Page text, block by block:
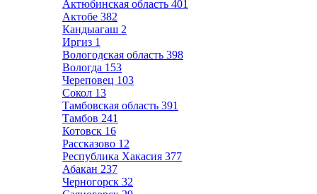
Актюбинская область 401
Актобе 382
Кандыагаш 2
Иргиз 1
Вологодская область 398
Вологда 153
Череповец 103
Сокол 13
Тамбовская область 391
Тамбов 241
Котовск 16
Рассказово 12
Республика Хакасия 377
Абакан 237
Черногорск 32